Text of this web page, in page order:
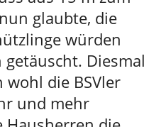
glaubte, die
würden
getäuscht. Diesmal
die BSVler
und mehr